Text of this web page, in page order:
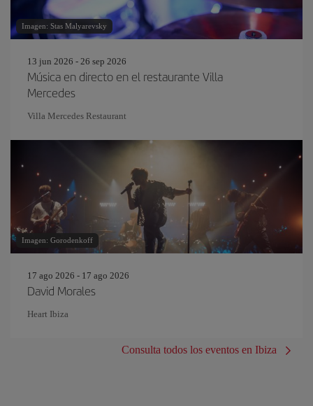
Imagen: Stas Malyarevsky
13 jun 2026 - 26 sep 2026
Música en directo en el restaurante Villa
Mercedes
Villa Mercedes Restaurant
Imagen: Gorodenkoff
17 ago 2026 - 17 ago 2026
David Morales
Heart Ibiza
Consulta todos los eventos en Ibiza